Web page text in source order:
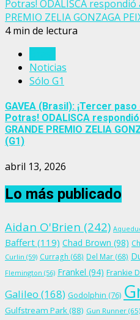
Potras! ODALISCA
PREMIO ZELIA GONZAGA
4 min de lectura
Noticias
Sólo G1
GAVEA (Brasil): ¡Tercer
Potras! ODALISCA
GRANDE PREMIO ZELIA
(G1)
abril 13, 2026
Lo más publicado
Aidan O'Brien (242)
Baffert (119) Chad Brown (98)
Curlin (59) Curragh (68) Del Mar (68)
Flemington (56) Frankel (94) Frankie
Galileo (168) Godolphin (76)
Gulfstream Park(88) Gun Runner (65)